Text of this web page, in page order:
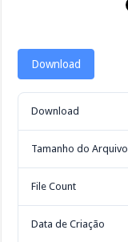
Download
Download
Tamanho do Arquivo
File Count
Data de Criação